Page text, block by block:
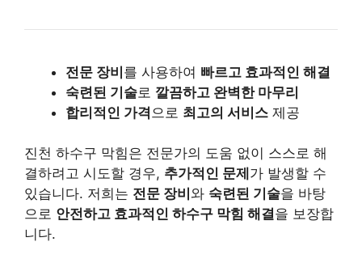
전문 장비를 사용하여 빠르고 효과적인 해결
숙련된 기술로 깔끔하고 완벽한 마무리
합리적인 가격 으로 최고의 서비스 제공
진천 하수구 막힘은 전문가의 도움 없이 스스로 해
결하려고 시도할 경우, 추가적인 문제 가 발생할 수
있습니다. 저희는 전문 장비 와 숙련된 기술을 바탕
으로 안전하고 효과적인 하수구 막힘 해결을 보장합
니다.